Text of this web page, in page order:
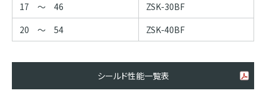
17 ～ 46
ZSK-30BF
20 ～ 54
ZSK-40BF
シールド性能一覧表